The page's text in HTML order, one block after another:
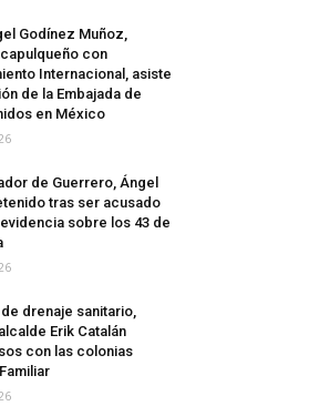
Godínez Muñoz,
con
Internacional, asiste
de la Embajada de
en México
de Guerrero, Ángel
tras ser acusado
sobre los 43 de
drenaje sanitario,
Erik Catalán
con las colonias